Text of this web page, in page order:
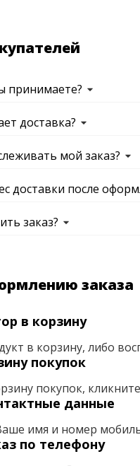
принимаете?
доставка?
мой заказ?
доставки после
заказ?
заказа
в корзину
в корзину, либо
покупок
покупок,
данные
имя и номер
по телефону